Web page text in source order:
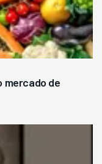
mercado de